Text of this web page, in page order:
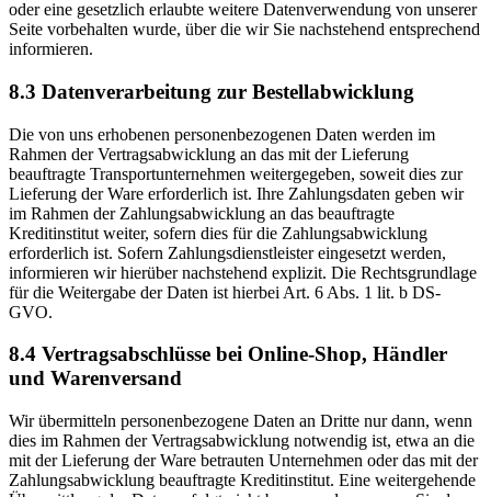
oder eine gesetzlich erlaubte weitere Datenverwendung von unserer
Seite vorbehalten wurde, über die wir Sie nachstehend entsprechend
informieren.
8.3 Datenverarbeitung zur Bestellabwicklung
Die von uns erhobenen personenbezogenen Daten werden im
Rahmen der Vertragsabwicklung an das mit der Lieferung
beauftragte Transportunternehmen weitergegeben, soweit dies zur
Lieferung der Ware erforderlich ist. Ihre Zahlungsdaten geben wir
im Rahmen der Zahlungsabwicklung an das beauftragte
Kreditinstitut weiter, sofern dies für die Zahlungsabwicklung
erforderlich ist. Sofern Zahlungsdienstleister eingesetzt werden,
informieren wir hierüber nachstehend explizit. Die Rechtsgrundlage
für die Weitergabe der Daten ist hierbei Art. 6 Abs. 1 lit. b DS-
GVO.
8.4 Vertragsabschlüsse bei Online-Shop, Händler
und Warenversand
Wir übermitteln personenbezogene Daten an Dritte nur dann, wenn
dies im Rahmen der Vertragsabwicklung notwendig ist, etwa an die
mit der Lieferung der Ware betrauten Unternehmen oder das mit der
Zahlungsabwicklung beauftragte Kreditinstitut. Eine weitergehende